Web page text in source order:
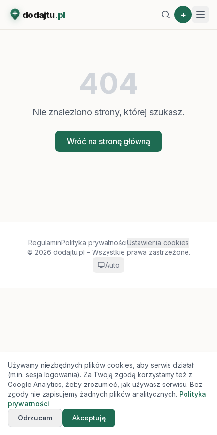
dodajtu.pl +
404
Nie znaleziono strony, której szukasz.
Wróć na stronę główną
RegulaminPolityka prywatnościUstawienia cookies
© 2026 dodajtu.pl – Wszystkie prawa zastrzeżone.
Auto
Używamy niezbędnych plików cookies, aby serwis działał
(m.in. sesja logowania). Za Twoją zgodą korzystamy też z
Google Analytics, żeby zrozumieć, jak używasz serwisu. Bez
zgody nie zapisujemy żadnych plików analitycznych. Polityka
prywatności
Odrzucam
Akceptuję